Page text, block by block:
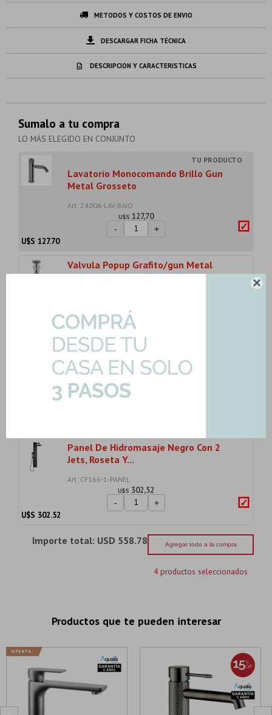

METODOS Y COSTOS DE ENVIO
DESCARGAR FICHA TÉCNICA
DESCRIPCION Y CARACTERISTICAS
Sumalo a tu compra
LO MÁS ELEGIDO EN CONJUNTO
Lavatorio Monocomando Brillo Gun
Metal Grosseto
Art: 2400A-LAV-BAJO
U$S 127,70
- +
U$S 127.70
Valvula Popup Grafito/gun Metal
Satinado-Cepill...
-
Griferia Barra Ducha Exterior De
Aluminio - Col...
Art: YN-KHP-6004-BARRA-GM
U$S
Panel De Hidromasaje Negro Con 2
Jets, Roseta Y...
Art: CF166-1-PANEL
U$S 302,52
- +
U$S 302.52
Importe total: USD 558.78 Agregar todo a la compra
4 productos seleccionados
Productos que te pueden interesar